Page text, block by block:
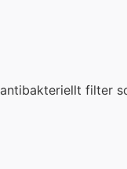
filter